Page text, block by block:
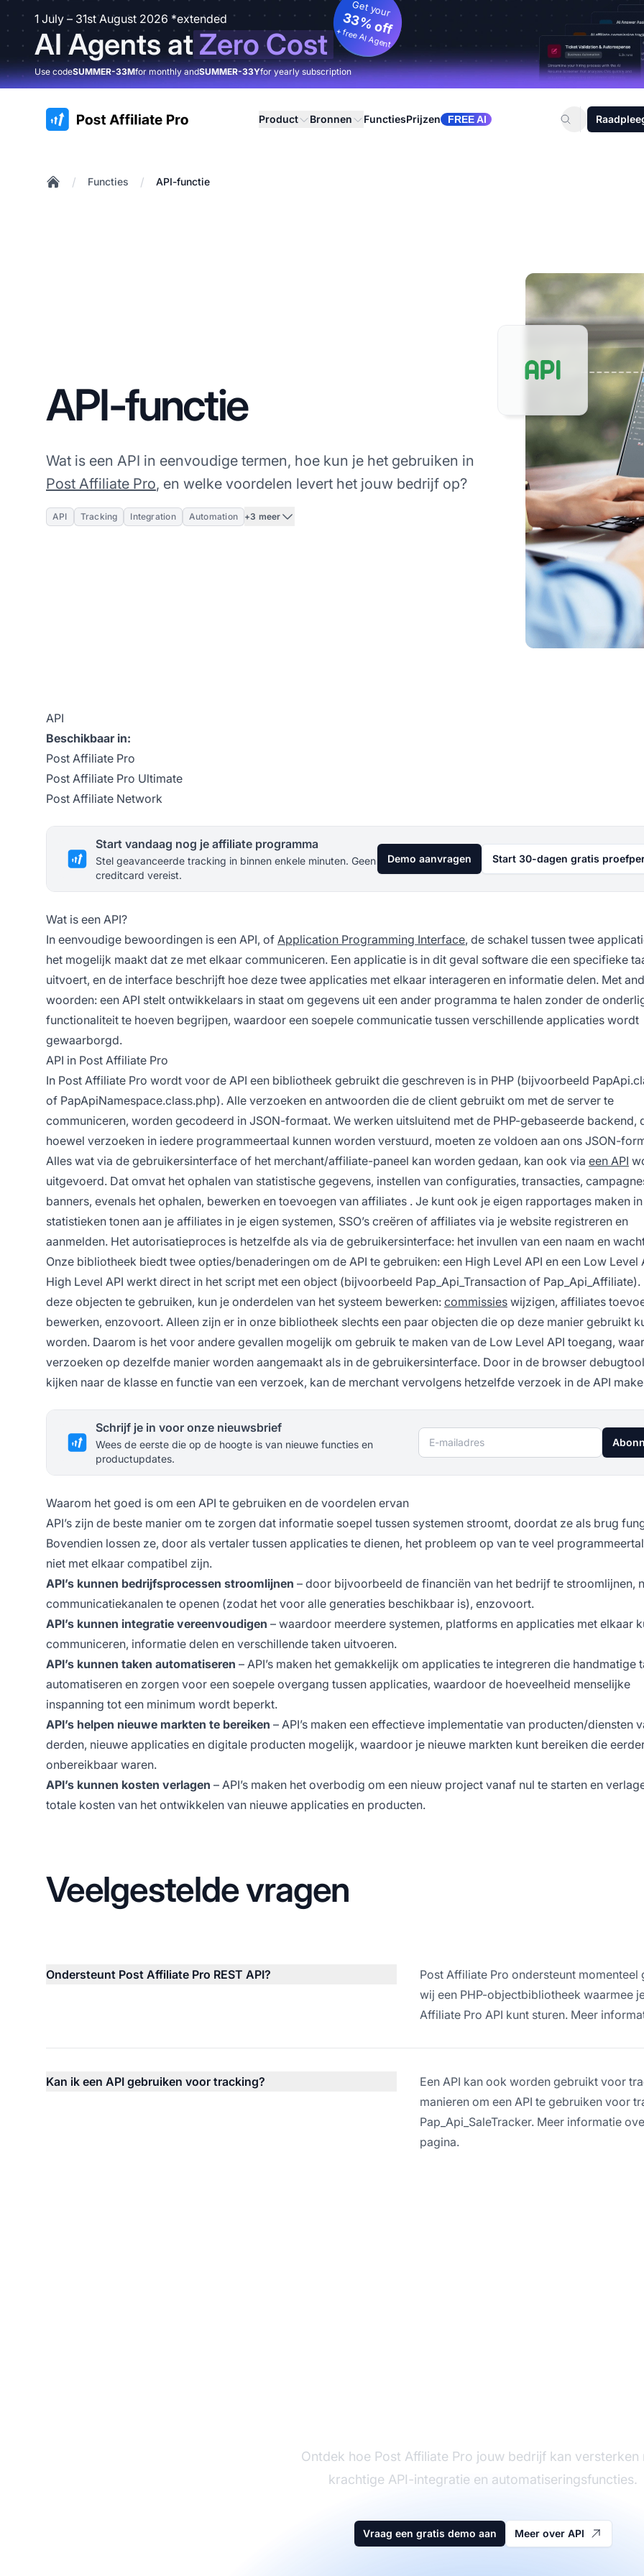
1 July – 31st August 2026 *extended
AI Agents atZero Cost
Get your
33% off
+ free AI Agent
Use codeSUMMER-33Mfor monthly andSUMMER-33Yfor yearly subscription
:site.title Product Bronnen FunctiesPrijzen FREE AI
/ Functies / API-functie
API-functie
Wat is een API in eenvoudige termen, hoe kun je het gebruiken in
Post Affiliate Pro, en welke voordelen levert het jouw bedrijf op?
API Tracking Integration Automation +3 meer
API
Beschikbaar in:
Post Affiliate Pro
Post Affiliate Pro Ultimate
Post Affiliate Network
Start vandaag nog je affiliate programma
Stel geavanceerde tracking in binnen enkele minuten. Geen
creditcard vereist.
Demo aanvragen Start 30-dagen gratis
Wat is een API?
In eenvoudige bewoordingen is een API, of Application Programming Interface, de schakel tussen twee
het mogelijk maakt dat ze met elkaar communiceren. Een applicatie is in dit geval software die een specifieke
uitvoert, en de interface beschrijft hoe deze twee applicaties met elkaar interageren en informatie delen. Met
woorden: een API stelt ontwikkelaars in staat om gegevens uit een ander programma te halen zonder de
functionaliteit te hoeven begrijpen, waardoor een soepele communicatie tussen verschillende applicaties wordt
gewaarborgd.
API in Post Affiliate Pro
In Post Affiliate Pro wordt voor de API een bibliotheek gebruikt die geschreven is in PHP (bijvoorbeeld
of PapApiNamespace.class.php). Alle verzoeken en antwoorden die de client gebruikt om met de server te
communiceren, worden gecodeerd in JSON-formaat. We werken uitsluitend met de PHP-gebaseerde backend,
hoewel verzoeken in iedere programmeertaal kunnen worden verstuurd, moeten ze voldoen aan ons JSON-
Alles wat via de gebruikersinterface of het merchant/affiliate-paneel kan worden gedaan, kan ook via een API
uitgevoerd. Dat omvat het ophalen van statistische gegevens, instellen van configuraties, transacties,
banners, evenals het ophalen, bewerken en toevoegen van affiliates . Je kunt ook je eigen rapportages maken in
statistieken tonen aan je affiliates in je eigen systemen, SSO’s creëren of affiliates via je website registreren en
aanmelden. Het autorisatieproces is hetzelfde als via de gebruikersinterface: het invullen van een naam en
Onze bibliotheek biedt twee opties/benaderingen om de API te gebruiken: een High Level API en een Low Level
High Level API werkt direct in het script met een object (bijvoorbeeld Pap_Api_Transaction of
deze objecten te gebruiken, kun je onderdelen van het systeem bewerken: commissies wijzigen, affiliates
bewerken, enzovoort. Alleen zijn er in onze bibliotheek slechts een paar objecten die op deze manier gebruikt
worden. Daarom is het voor andere gevallen mogelijk om gebruik te maken van de Low Level API toegang,
verzoeken op dezelfde manier worden aangemaakt als in de gebruikersinterface. Door in de browser
kijken naar de klasse en functie van een verzoek, kan de merchant vervolgens hetzelfde verzoek in de API
Schrijf je in voor onze nieuwsbrief
Wees de eerste die op de hoogte is van nieuwe functies en
productupdates.
E-mailadres
Waarom het goed is om een API te gebruiken en de voordelen ervan
API’s zijn de beste manier om te zorgen dat informatie soepel tussen systemen stroomt, doordat ze als brug
Bovendien lossen ze, door als vertaler tussen applicaties te dienen, het probleem op van te veel
niet met elkaar compatibel zijn.
API’s kunnen bedrijfsprocessen stroomlijnen – door bijvoorbeeld de financiën van het bedrijf te stroomlijnen,
communicatiekanalen te openen (zodat het voor alle generaties beschikbaar is), enzovoort.
API’s kunnen integratie vereenvoudigen – waardoor meerdere systemen, platforms en applicaties met elkaar
communiceren, informatie delen en verschillende taken uitvoeren.
API’s kunnen taken automatiseren – API’s maken het gemakkelijk om applicaties te integreren die handmatige
automatiseren en zorgen voor een soepele overgang tussen applicaties, waardoor de hoeveelheid menselijke
inspanning tot een minimum wordt beperkt.
API’s helpen nieuwe markten te bereiken – API’s maken een effectieve implementatie van producten/diensten
derden, nieuwe applicaties en digitale producten mogelijk, waardoor je nieuwe markten kunt bereiken die
onbereikbaar waren.
API’s kunnen kosten verlagen – API’s maken het overbodig om een nieuw project vanaf nul te starten en
totale kosten van het ontwikkelen van nieuwe applicaties en producten.
Veelgestelde vragen
Ondersteunt Post Affiliate Pro REST API?
Post Affiliate Pro ondersteunt momenteel
wij een PHP-objectbibliotheek waarmee
Affiliate Pro API kunt sturen. Meer
Kan ik een API gebruiken voor tracking?
Een API kan ook worden gebruikt voor
manieren om een API te gebruiken voor
Pap_Api_SaleTracker. Meer informatie
pagina.
Ontdek hoe Post Affiliate Pro jouw bedrijf kan versterken
krachtige API-integratie en automatiseringsfuncties.
Vraag een gratis demo aan Meer over API